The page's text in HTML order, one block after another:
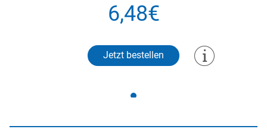
6,48€
Jetzt bestellen